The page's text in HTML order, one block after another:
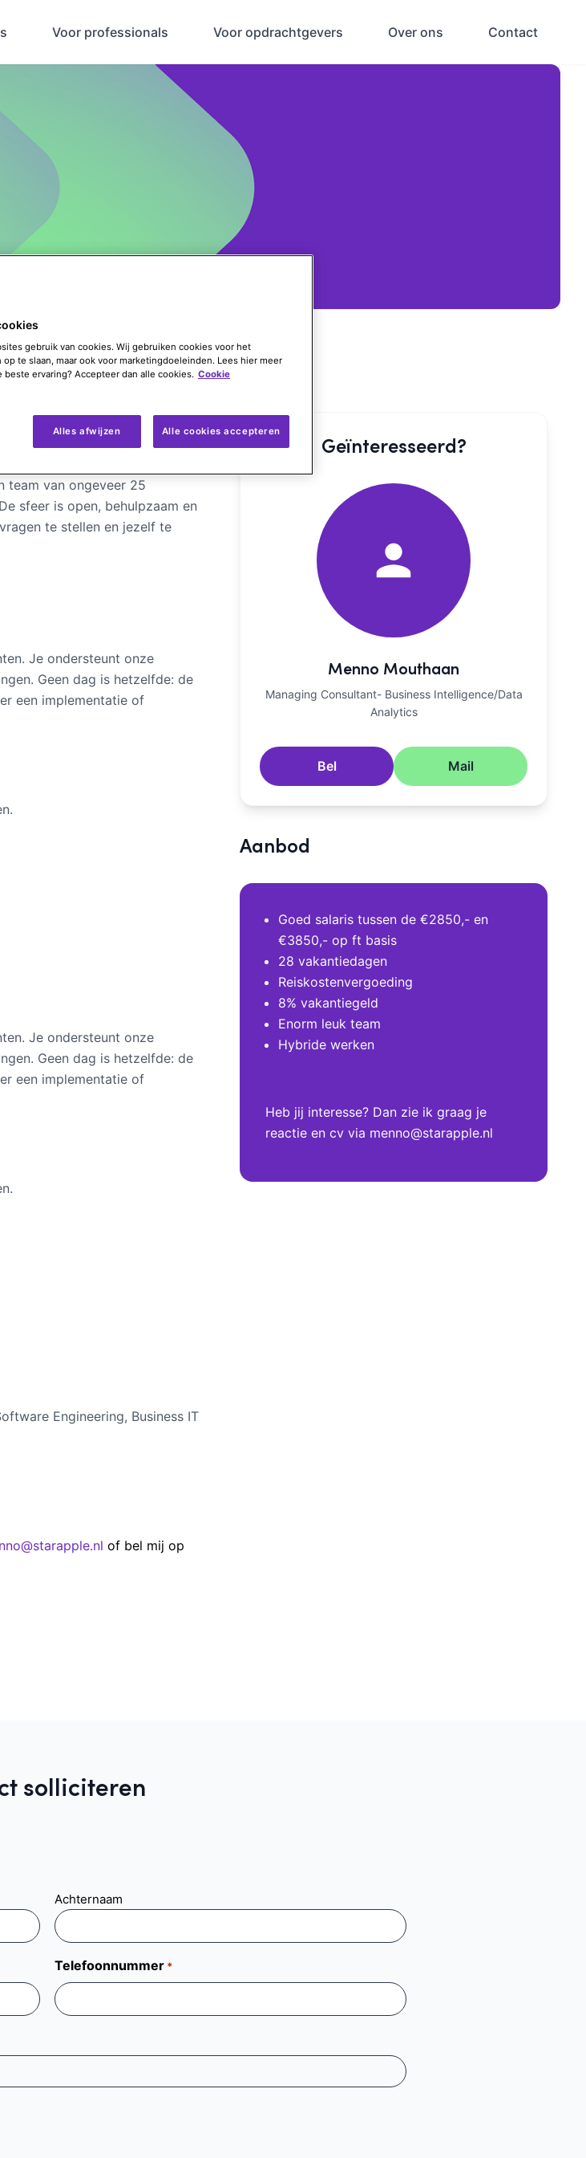
Voor professionals Voor opdrachtgevers Over ons Contact
zoek naar een plek waar je
op te lossen én in contact
Je komt terecht in een
team van ongeveer 25
sfeer is open, behulpzaam en
te stellen en jezelf te
Je ondersteunt onze
Geen dag is hetzelfde: de
een implementatie of
Je ondersteunt onze
Geen dag is hetzelfde: de
een implementatie of
Engineering, Business IT
of bel mij op
Geïnteresseerd?
Menno Mouthaan
Managing Consultant- Business Intelligence/Data
Analytics
Bel Mail
Aanbod
Goed salaris tussen de €2850,- en
€3850,- op ft basis
28 vakantiedagen
Reiskostenvergoeding
8% vakantiegeld
Enorm leuk team
Hybride werken
Heb jij interesse? Dan zie ik graag je
reactie en cv via menno@starapple.nl
solliciteren
Achternaam
Telefoonnummer *
gebruik van cookies. Wij gebruiken cookies voor het
te slaan, maar ook voor marketingdoeleinden. Lees hier meer
ervaring? Accepteer dan alle cookies. Cookie
Alles afwijzen Alle cookies accepteren